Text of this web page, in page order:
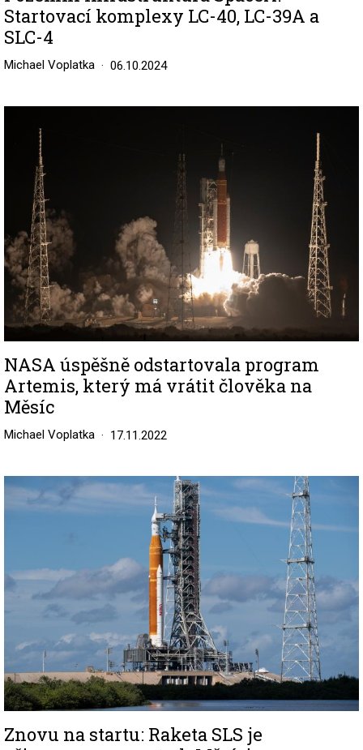
Startovací komplexy LC-40, LC-39A a
SLC-4
Michael Voplatka 06.10.2024
NASA úspěšně odstartovala program
Artemis, který má vrátit člověka na
Měsíc
Michael Voplatka 17.11.2022
Image
Znovu na startu: Raketa SLS je